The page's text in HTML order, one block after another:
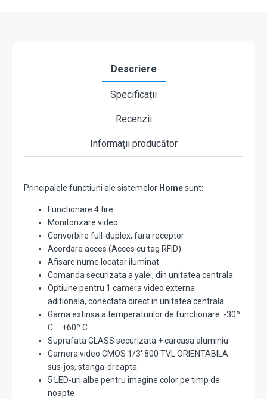
Descriere
Specificații
Recenzii
Informații producător
Principalele functiuni ale sistemelor Homesunt:
Functionare 4 fire
Monitorizare video
Convorbire full-duplex, fara receptor
Acordare acces (Acces cu tag RFID)
Afisare nume locatar iluminat
Comanda securizata a yalei, din unitatea centrala
Optiune pentru 1 camera video externa
aditionala, conectata direct in unitatea centrala
Gama extinsa a temperaturilor de functionare: -30º
C ... +60º C
Suprafata GLASS securizata + carcasa aluminiu
Camera video CMOS 1/3' 800 TVL ORIENTABILA
sus-jos, stanga-dreapta
5 LED-uri albe pentru imagine color pe timp de
noapte